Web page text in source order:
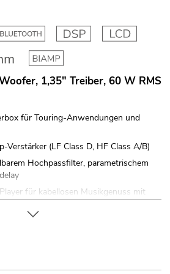
1,35" Treiber, 60 W RMS
für Touring-Anwendungen und
Verstärker (LF Class D, HF Class A/B)
Hochpassfilter, parametrischem
für kabellosen Musikgenuss mit